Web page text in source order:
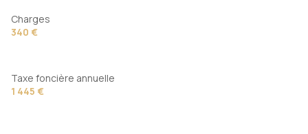
Charges
340 €
Taxe foncière annuelle
1 445 €